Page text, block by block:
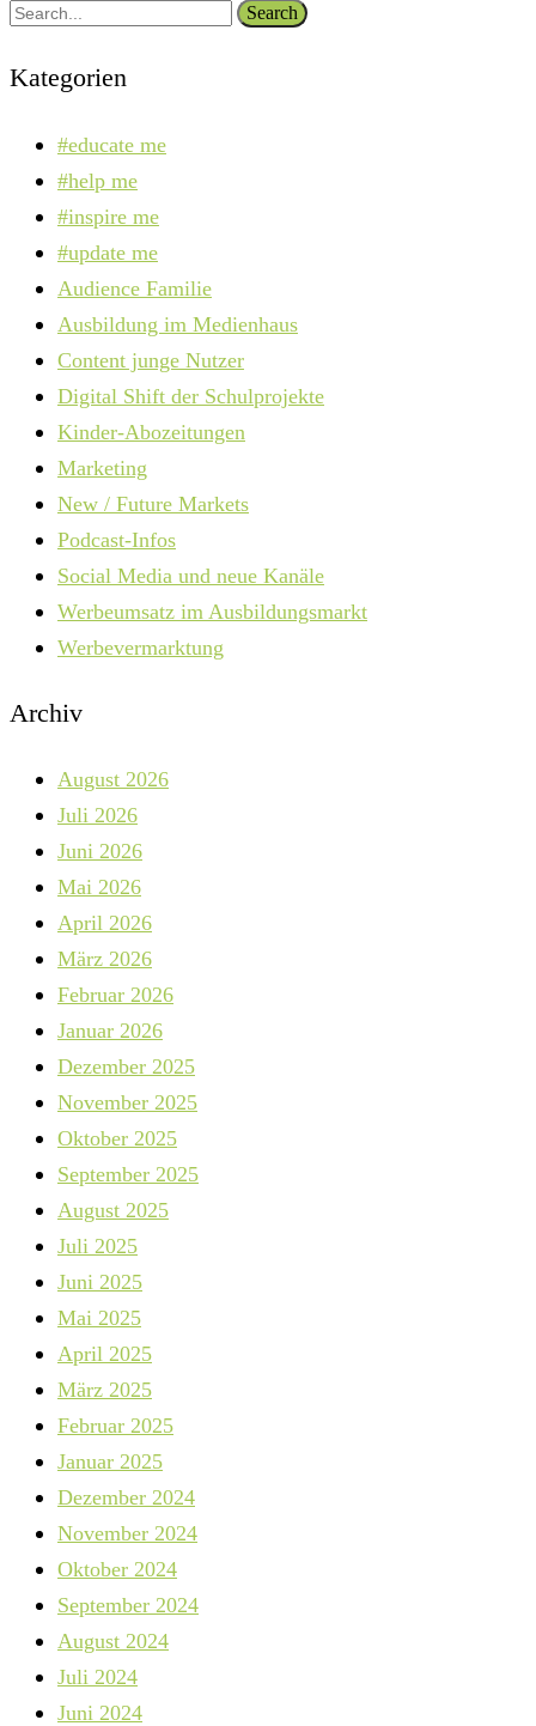
Search
Kategorien
#educate me
#help me
#inspire me
#update me
Audience Familie
Ausbildung im Medienhaus
Content junge Nutzer
Digital Shift der Schulprojekte
Kinder-Abozeitungen
Marketing
New / Future Markets
Podcast-Infos
Social Media und neue Kanäle
Werbeumsatz im Ausbildungsmarkt
Werbevermarktung
Archiv
August 2026
Juli 2026
Juni 2026
Mai 2026
April 2026
März 2026
Februar 2026
Januar 2026
Dezember 2025
November 2025
Oktober 2025
September 2025
August 2025
Juli 2025
Juni 2025
Mai 2025
April 2025
März 2025
Februar 2025
Januar 2025
Dezember 2024
November 2024
Oktober 2024
September 2024
August 2024
Juli 2024
Juni 2024